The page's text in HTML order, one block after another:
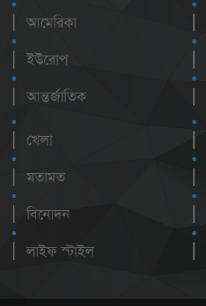
আমেরিকা
ইউরোপ
আন্তর্জাতিক
খেলা
মতামত
বিনোদন
লাইফ স্টাইল